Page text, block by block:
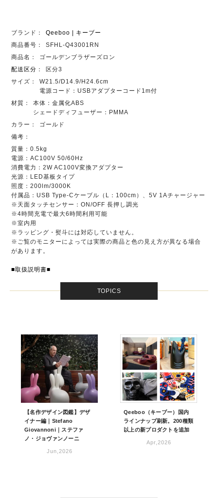
ブランド：
Qeeboo | キーブー
商品番号：
SFHL-Q43001RN
商品名：
ゴールデンブラザーズロン
配送区分 ：
区分3
サイズ：
W21.5/D14.9/H24.6cm
電源コード：USBアダプターコード1m付
材質：
本体：金属化ABS
シェードディフューザー：PMMA
カラー：
ゴールド
備考：
質量：0.5kg
電源：AC100V 50/60Hz
消費電力：2W AC100V変換アダプター
光源：LED基板タイプ
照度：200lm/3000K
付属品：USB Type-Cケーブル（L：100cm）、5V 1Aチャージャー
※天面タッチセンサー：ON/OFF 長押し調光
※4時間充電で最大6時間利用可能
※室内用
※ラッピング・熨斗には対応していません。
※ご覧のモニターによっては実際の商品と色の見え方が異なる場合
があります。
■取扱説明書■
TOPICS
【名作デザイン図鑑】デザ
イナー編｜Stefano
Giovannoni｜ステファ
ノ・ジョヴァンノーニ
Jun,2026
Qeeboo（キーブー）国内
ラインナップ刷新。200種類
以上の新プロダクトを追加
Apr,2026